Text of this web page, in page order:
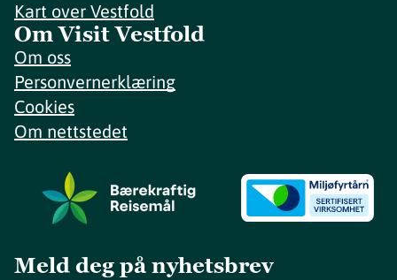
Kart over Vestfold
Om Visit Vestfold
Om oss
Personvernerklæring
Cookies
Om nettstedet
Meld deg på nyhetsbrev